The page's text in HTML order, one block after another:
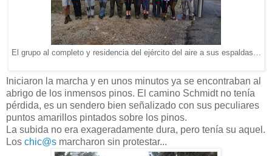
El grupo al completo y residencia del ejército del aire a sus espaldas…
Iniciaron la marcha y en unos minutos ya se encontraban al
abrigo de los inmensos pinos. El camino Schmidt no tenía
pérdida, es un sendero bien señalizado con sus peculiares
puntos amarillos pintados sobre los pinos.
La subida no era exageradamente dura, pero tenía su aquel.
Los chic@s marcharon sin protestar...